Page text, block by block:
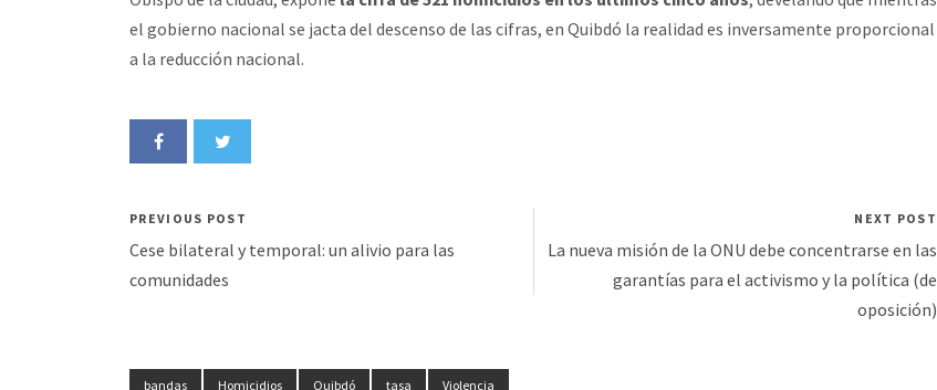
el gobierno nacional se jacta del descenso de las cifras, en Quibdó la realidad es inversamente proporcional
a la reducción nacional.
PREVIOUS POST
Cese bilateral y temporal: un alivio para las
comunidades
NEXT POST
La nueva misión de la ONU debe concentrarse en las
garantías para el activismo y la política (de
oposición)
bandas Homicidios Quibdó tasa Violencia